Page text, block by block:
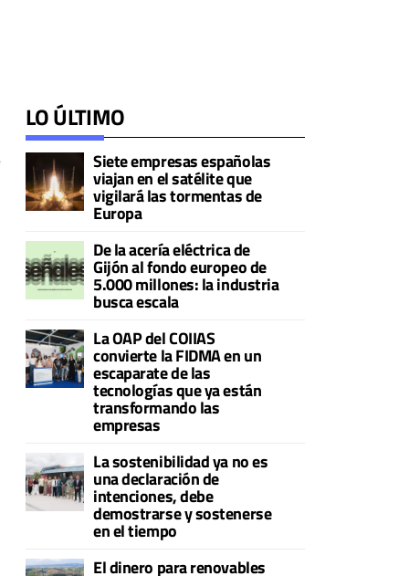
LO ÚLTIMO
Siete empresas españolas
viajan en el satélite que
vigilará las tormentas de
Europa
De la acería eléctrica de
Gijón al fondo europeo de
5.000 millones: la industria
busca escala
La OAP del COIIAS
convierte la FIDMA en un
escaparate de las
tecnologías que ya están
transformando las
empresas
La sostenibilidad ya no es
una declaración de
intenciones, debe
demostrarse y sostenerse
en el tiempo
El dinero para renovables